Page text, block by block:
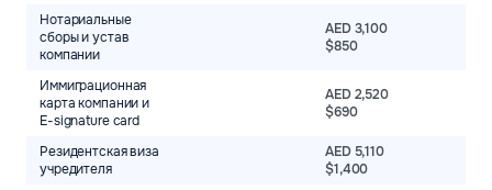
Нотариальные
сборы и устав
компании
AED 3,100
$850
Иммиграционная
карта компании и
E-signature card
AED 2,520
$690
Резидентская виза
учредителя
AED 5,110
$1,400